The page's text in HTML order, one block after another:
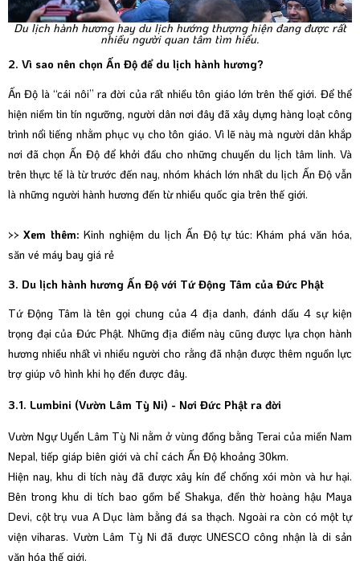
Du lịch hành hương hay du lịch hướng thượng hiện đang được rất
nhiều người quan tâm tìm hiểu.
2. Vì sao nên chọn Ấn Độ để du lịch hành hương?
Ấn Độ là “cái nôi” ra đời của rất nhiều tôn giáo lớn trên thế giới. Để thể
hiện niềm tin tín ngưỡng, người dân nơi đây đã xây dựng hàng loạt công
trình nổi tiếng nhằm phục vụ cho tôn giáo. Vì lẽ này mà người dân khắp
nơi đã chọn Ấn Độ để khởi đầu cho những chuyến du lịch tâm linh. Và
trên thực tế là từ trước đến nay, nhóm khách lớn nhất du lịch Ấn Độ vẫn
là những người hành hương đến từ nhiều quốc gia trên thế giới.
>> Xem thêm: Kinh nghiệm du lịch Ấn Độ tự túc: Khám phá văn hóa,
săn vé máy bay giá rẻ
3. Du lịch hành hương Ấn Độ với Tứ Động Tâm của Đức Phật
Tứ Động Tâm là tên gọi chung của 4 địa danh, đánh dấu 4 sự kiện
trọng đại của Đức Phật. Những địa điểm này cũng được lựa chọn hành
hương nhiều nhất vì nhiều người cho rằng đã nhận được thêm nguồn lực
trợ giúp vô hình khi họ đến được đây.
3.1. Lumbini (Vườn Lâm Tỳ Ni) - Nơi Đức Phật ra đời
Vườn Ngự Uyển Lâm Tỳ Ni nằm ở vùng đồng bằng Terai của miền Nam
Nepal, tiếp giáp biên giới và chỉ cách Ấn Độ khoảng 30km.
Hiện nay, khu di tích này đã được xây kín để chống xói mòn và hư hại.
Bên trong khu di tích bao gồm bể Shakya, đền thờ hoàng hậu Maya
Devi, cột trụ vua A Dục làm bằng đá sa thạch. Ngoài ra còn có một tự
viện viharas. Vườn Lâm Tỳ Ni đã được UNESCO công nhận là di sản
văn hóa thế giới.